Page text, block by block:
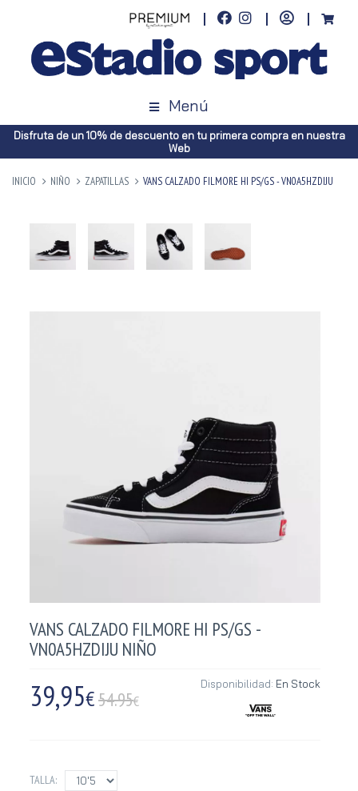
Menú
Disfruta de un 10% de descuento en tu primera compra en nuestra
Web
INICIO NIÑO ZAPATILLAS VANS CALZADO FILMORE HI PS/GS - VN0A5HZDIJU
VANS CALZADO FILMORE HI PS/GS -
VN0A5HZDIJU NIÑO
39,95€54.95€
Disponibilidad: En Stock
TALLA: